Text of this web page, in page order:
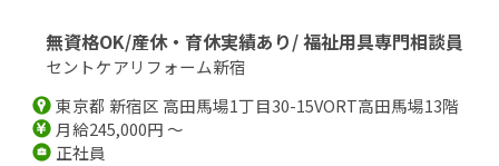
無資格OK/産休・育休実績あり/ 福祉用具専門相談員
セントケアリフォーム新宿
東京都 新宿区 高田馬場1丁目30-15VORT高田馬場13階
月給245,000円 ～
正社員